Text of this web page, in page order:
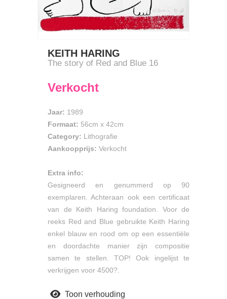
KEITH HARING
The story of Red and Blue 16
Verkocht
Jaar: 1989
Formaat: 56cm x 42cm
Category: Lithografie
Aankoopprijs: Verkocht
Extra info:
Gesigneerd en genummerd op 90
exemplaren. Achteraan ook een certificaat
van de Keith Haring foundation. Voor de
reeks Red and Blue gebruikte Keith Haring
enkel blauw en rood om op een essentiële
en doordachte manier zijn compositie
samen te stellen. TOP! Ook ingelijst te
verkrijgen voor 4500?.
Toon verhouding